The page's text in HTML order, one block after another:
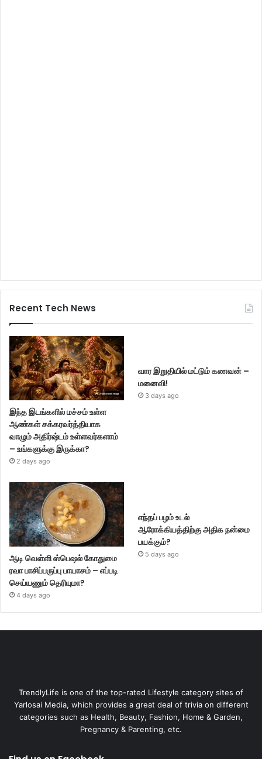
Recent Tech News
இந்த இடங்களில் மச்சம் உள்ள
ஆண்கள் சக்கரவர்த்தியாக
வாழும் அதிர்ஷ்டம் உள்ளவர்களாம்
– உங்களுக்கு இருக்கா?
2 days ago
வார இறுதியில் மட்டும் கணவன் –
மனைவி!
3 days ago
ஆடி வெள்ளி ஸ்பெஷல் கோதுமை
ரவா பாசிப்பருப்பு பாயாசம் – எப்படி
செய்யணும் தெரியுமா?
4 days ago
எந்தப் பழம் உடல்
ஆரோக்கியத்திற்கு அதிக நன்மை
பயக்கும்?
5 days ago
TrendlyLife is one of the top-rated Lifestyle category sites of
Yarlosai Media, which provides a great deal of trivia on different
categories such as Health, Beauty, Fashion, Home & Garden,
Pregnancy & Parenting, etc.